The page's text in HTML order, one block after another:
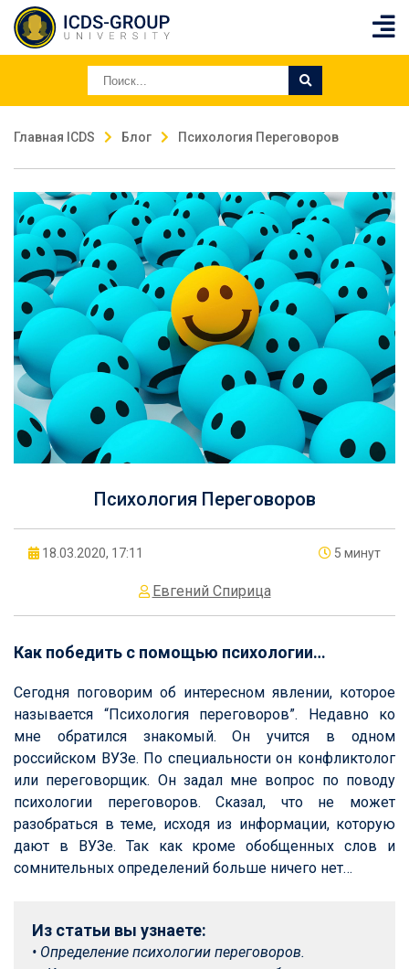
Главная ICDS Блог Психология Переговоров
Психология Переговоров
18.03.2020, 17:11 5 минут
Евгений Спирица
Как победить с помощью психологии…
Сегодня поговорим об интересном явлении, которое
называется “Психология переговоров”. Недавно ко
мне обратился знакомый. Он учится в одном
российском ВУЗе. По специальности он конфликтолог
или переговорщик. Он задал мне вопрос по поводу
психологии переговоров. Сказал, что не может
разобраться в теме, исходя из информации, которую
дают в ВУЗе. Так как кроме обобщенных слов и
сомнительных определений больше ничего нет…